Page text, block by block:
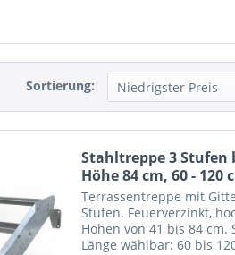
Sortierung:
Stahltreppe 3 Stufen
Höhe 84 cm, 60 - 120
Terrassentreppe mit
Stufen. Feuerverzinkt,
Höhen von 41 bis 84 cm.
Länge wählbar: 60 bis